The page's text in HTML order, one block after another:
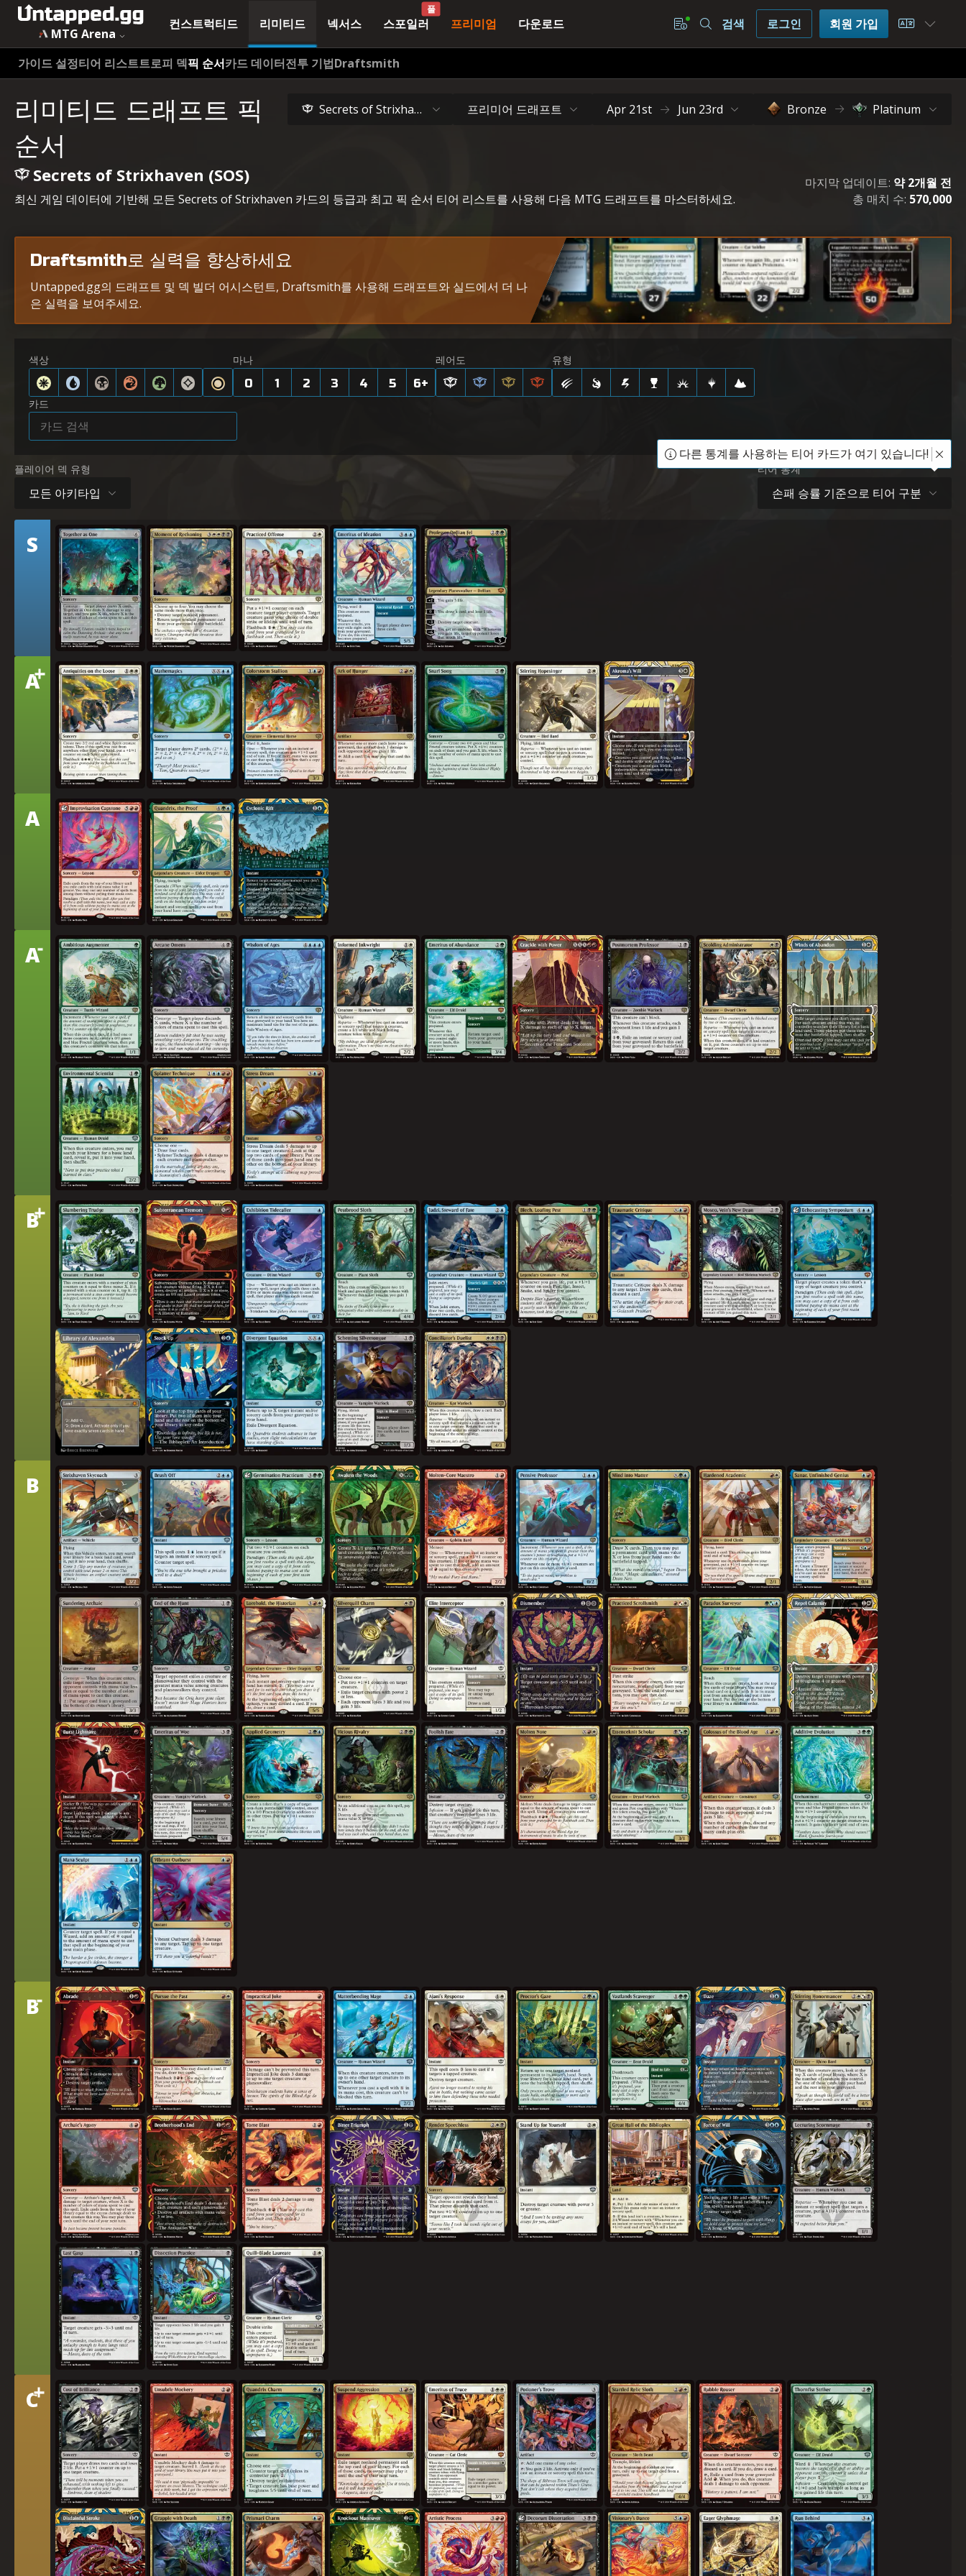
MTG Arena
컨스트럭티드 리미티드 넥서스 스포일러
풀
프리미엄 다운로드 검색 로그인 회원 가입 Choose
가이드 설정티어 리스트트로피 덱픽 순서카드 데이터전투 기법Draftsmith
리미티드 드래프트 픽
순서
Secrets of Strixhaven 프리미어 드래프트 Apr 21st Jun 23rd Bronze Platinum
Secrets of Strixhaven (SOS)
최신 게임 데이터에 기반해 모든 Secrets of Strixhaven 카드의 등급과 최고 픽 순서 티어 리스트를 사용해 다음 MTG 드래프트를 마스터하세요.
마지막 업데이트: 약 2개월 전
총 매치 수: 570,000
Draftsmith로 실력을 향상하세요
Untapped.gg의 드래프트 및 덱 빌더 어시스턴트, Draftsmith를 사용해 드래프트와 실드에서 더 나
은 실력을 보여주세요.
색상
마나
0
1 2 3 4 5 6+
레어도 유형
카드
플레이어 덱 유형
모든 아키타입
티어 통계
손패 승률 기준으로 티어 구분
다른 통계를 사용하는 티어 카드가 여기 있습니다!
티
어
S 하나가 되어 정산의 순간 실천한 범죄 관념화의 명예 교수 델리안 펠 교수
티
어
A+ 도망친 유물들 수마법학 색 폭풍 종마 기아의 방주 얽힘의 노래 감동시키는 희망노래꾼 아크로마의 의지
티
어
A 즉흥 연주의 절정 증명, 콴드릭스 회오리 균열
티
어
A- 야심찬 증강자 비전 징조 시대의 지혜 정통한 잉크장인 풍요의 명예 교수 파지직거리는 힘 부검 교수 꾸짖는 행정관 떠나보내는 바람
환경 과학자 물보라 기술 스트레스성 꿈
티
어
B+ 잠자는 트러지 지하의 진동 전시회 파도소환사 해충무리 나무늘보 운명의 관리인, 자드지 빈둥거리는 해충, 블레치 충격을 남기는 비평 혈관대학의 새 학장, 모서 메아리발동 토론회
알렉산드리아 도서관 물자 비축 발산 방정식 음모를 꾸미는 은빛혓바닥 회유자의 결투사
티
어
B 스트릭스헤이븐 하늘마차 털어내기 발아 실습 숲 깨우기 녹은 핵의 거장 생각에 잠긴 교수 정신을 물질로 무정한 대학교수 미완성인 천재, 사나르
분쇄하는 고대인 사냥의 끝 역사가, 로어홀드 실버퀼 부적 정예 요격자 사지절단 숙련된 두루마리제작자 역설 측량자 대재앙 격퇴
폭발 벼락 비애의 명예 교수 응용 기하학 악랄한 경쟁 어리석은 운명 녹아내린 노트 정수엮기 학자 피의 시대의 거상 부가적인 진화
마나 조각 활기찬 폭발
티
어
B- 마멸 과거 추적 비현실적인 농담 물질조작 마도사 아자니의 응답 감독관의 주시 광활지 청소부 현혹 감동시키는 명예술사
고대인의 고뇌 형제애의 끝 고서 폭파 쓰라린 승리 아무 말 못하게 만들기 주장을 펼쳐라 비블리오플렉스의 대전당 의지의 힘 강의하는 멸시마도사
최후의 호흡 해부 실습 깃펜검 수상자
티
어
C+ 광휘의 대가 확연한 조롱 콴드릭스 부적 공격성 유예 휴전의 명예 교수 물약제조사의 수집물 깜짝 놀란 유물 늘보 자갈 각성자 가시주먹 타격꾼
경멸의 일격 죽음과의 싸움 프리즈마리 부적 결정적 움직임 예술적 과정 예절 논문 공상가의 춤 열정적인 상형문마도사 뒤쳐지다
MTG Secrets of Strixhaven (SOS) 최고 드래프트 카드 및 선택 순서 - Untapped.gg